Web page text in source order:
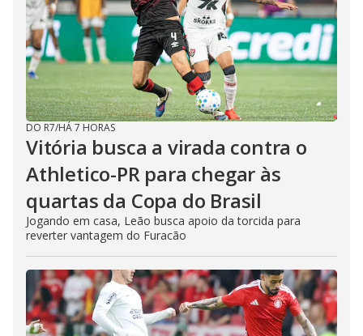
DO R7/HÁ 7 HORAS
Vitória busca a virada contra o
Athletico-PR para chegar às
quartas da Copa do Brasil
Jogando em casa, Leão busca apoio da torcida para
reverter vantagem do Furacão